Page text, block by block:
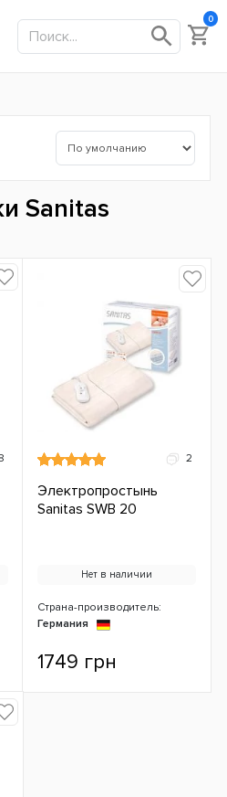
0
Sanitas
2
Электропростынь
Sanitas SWB 20
Нет в наличии
Страна-производитель:
Германия
1749 грн